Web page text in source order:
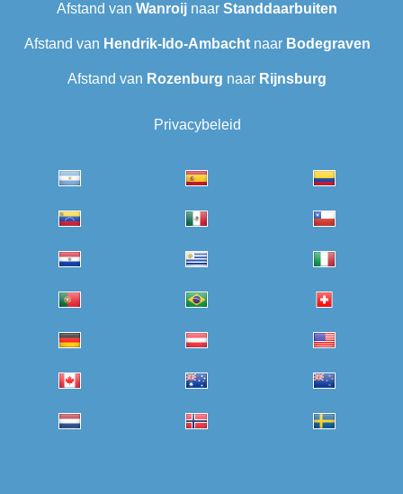
Afstand van Wanroij naar Standdaarbuiten
Afstand van Hendrik-Ido-Ambachtnaar Bodegraven
Afstand van Rozenburg naar Rijnsburg
Privacybeleid